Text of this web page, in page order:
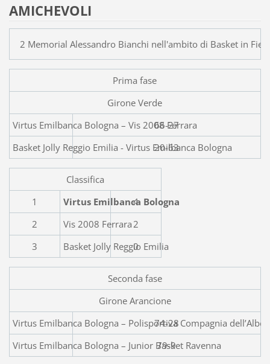
AMICHEVOLI
2 Memorial Alessandro Bianchi nell'ambito di Basket in
Prima fase
Girone Verde
Virtus Emilbanca
66-27
Basket Jolly Reggio Emilia - Virtus Emilbanca Bologna
20-63
Classifica
1
Virtus Emilbanca Bologna
4
2
Vis 2008 Ferrara2
3
Basket Jolly Reggio Emilia
0
Seconda fase
Girone Arancione
Virtus Emilbanca Bologna –
74-28
Virtus Emilbanca Bologna – Junior Basket Ravenna
79-9